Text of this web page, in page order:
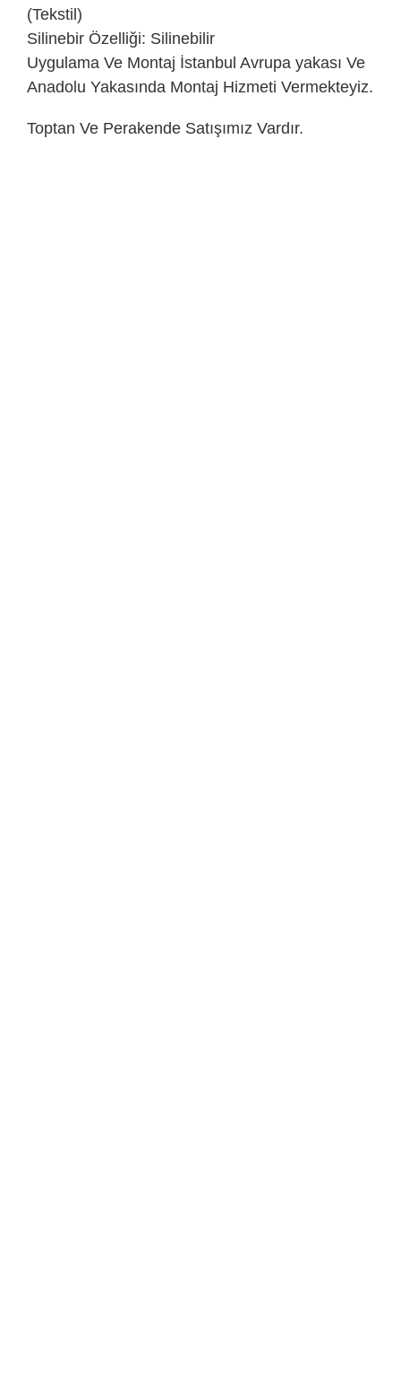
(Tekstil)
Silinebir Özelliği: Silinebilir
Uygulama Ve Montaj İstanbul Avrupa yakası Ve
Anadolu Yakasında Montaj Hizmeti Vermekteyiz.
Toptan Ve Perakende Satışımız Vardır.